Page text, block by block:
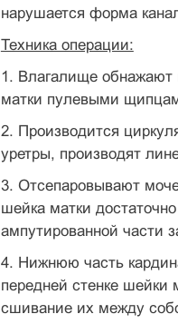
нарушает­ся форма
Техника операции:
1. Влагалище обнажают
матки пулевыми
2. Производится
уретры, производят
3. Отсепаровывают
шейка матки
ампутированной части
4. Нижнюю часть
передней стенке шейки
сшивание их меж­ду